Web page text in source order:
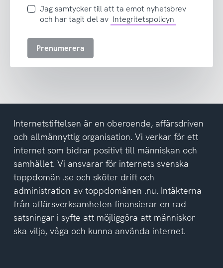
Jag
samtycker
att
del
av
integritetspolicyn
Jag samtycker till att ta emot nyhetsbrev
och har tagit del av Integritetspolicyn
Prenumerera
Internetstiftelsen är en oberoende, affärsdriven
och allmännyttig organisation. Vi verkar för ett
internet som bidrar positivt till människan och
samhället. Vi ansvarar för internets svenska
toppdomän .se och sköter drift och
administration av toppdomänen .nu. Intäkterna
från affärsverksamheten finansierar en rad
satsningar i syfte att möjliggöra att människor
ska vilja, våga och kunna använda internet.